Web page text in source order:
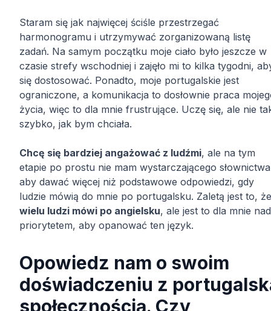
Staram się jak najwięcej ściśle przestrzegać
harmonogramu i utrzymywać zorganizowaną listę
zadań. Na samym początku moje ciało było jeszcze w
czasie strefy wschodniej i zajęło mi to kilka tygodni,
się dostosować. Ponadto, moje portugalskie jest
ograniczone, a komunikacja to dosłownie praca
życia, więc to dla mnie frustrujące. Uczę się, ale nie
szybko, jak bym chciała.
Chcę się bardziej angażować z ludźmi, ale na tym
etapie po prostu nie mam wystarczającego
aby dawać więcej niż podstawowe odpowiedzi, gdy
ludzie mówią do mnie po portugalsku. Zaletą jest to, że
wielu ludzi mówi po angielsku, ale jest to dla mnie
priorytetem, aby opanować ten język.
Opowiedz nam o swoim
doświadczeniu z
społecznością. Czy